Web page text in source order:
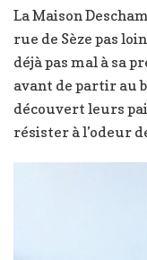
La Maison
rue de Sèze pas
déjà pas mal à sa
avant de partir au
découvert leurs
résister à l’odeur